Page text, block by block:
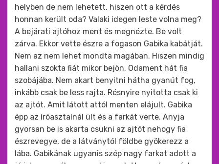
helyben de nem lehetett, hiszen ott a kérdés
honnan került oda? Valaki idegen leste volna meg?
A bejárati ajtóhoz ment és megnézte. Be volt
zárva. Ekkor vette észre a fogason Gabika kabátját.
Nem az nem lehet mondta magában. Hiszen mindig
hallani szokta fiát mikor bejön. Odament hát fia
szobájába. Nem akart benyitni hátha gyanút fog,
inkább csak be less rajta. Résnyire nyitotta csak ki
az ajtót. Amit látott attól menten elájult. Gabika
épp az íróasztalnál ült és a farkát verte. Anyja
gyorsan be is akarta csukni az ajtót nehogy fia
észrevegye, de a látványtól földbe gyökerezz a
lába. Gabikának ugyanis szép nagy farkat adott a